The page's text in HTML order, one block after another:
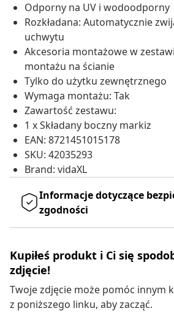
Odporny na UV i wodoodporny
Rozkładana: Automatycznie
uchwytu
Akcesoria montażowe w
montażu na ścianie
Tylko do użytku zewnętrznego
Wymaga montażu: Tak
Zawartość zestawu:
1 x Składany boczny markiz
EAN: 8721451015178
SKU: 42035293
Brand: vidaXL
Informacje dotyczące
zgodności
Kupiłeś produkt i Ci się
zdjęcie!
Twoje zdjęcie może pomóc innym
z poniższego linku, aby zacząć.